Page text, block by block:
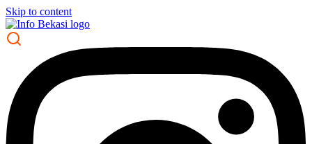
Skip to content